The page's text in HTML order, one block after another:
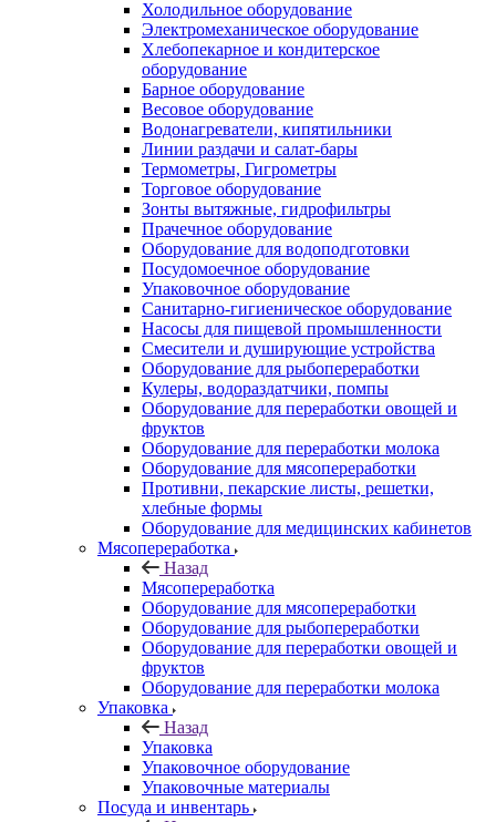
Холодильное оборудование
Электромеханическое оборудование
Хлебопекарное и кондитерское
оборудование
Барное оборудование
Весовое оборудование
Водонагреватели, кипятильники
Линии раздачи и салат-бары
Термометры, Гигрометры
Торговое оборудование
Зонты вытяжные, гидрофильтры
Прачечное оборудование
Оборудование для водоподготовки
Посудомоечное оборудование
Упаковочное оборудование
Санитарно-гигиеническое оборудование
Насосы для пищевой промышленности
Смесители и душирующие устройства
Оборудование для рыбопереработки
Кулеры, водораздатчики, помпы
Оборудование для переработки овощей и
фруктов
Оборудование для переработки молока
Оборудование для мясопереработки
Противни, пекарские листы, решетки,
хлебные формы
Оборудование для медицинских кабинетов
Мясопереработка
Назад
Мясопереработка
Оборудование для мясопереработки
Оборудование для рыбопереработки
Оборудование для переработки овощей и
фруктов
Оборудование для переработки молока
Упаковка
Назад
Упаковка
Упаковочное оборудование
Упаковочные материалы
Посуда и инвентарь